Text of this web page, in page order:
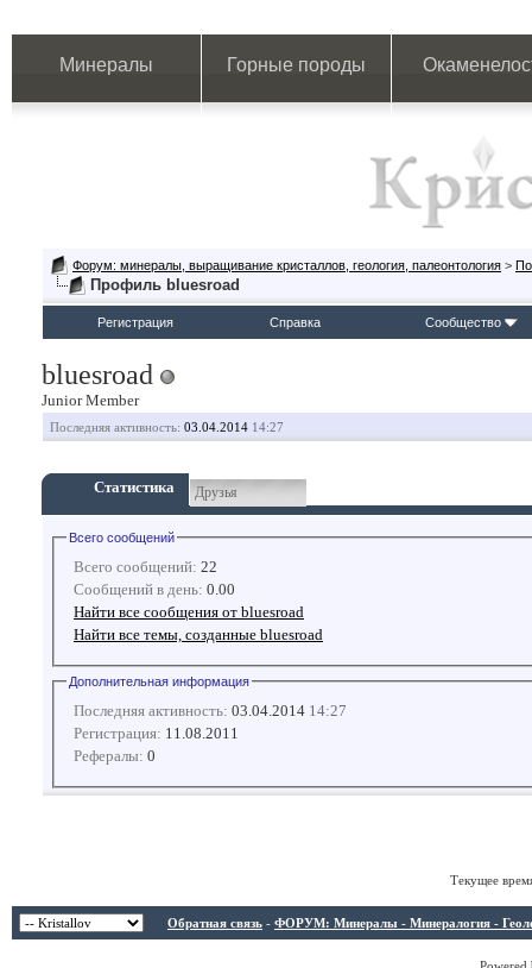
Минералы Горные породы
Форум: минералы, выращивание кристаллов, геология, палеонтология >
Профиль bluesroad
Регистрация Справка Сообщество
bluesroad
Junior Member
Последняя активность: 03.04.2014 14:27
Статистика Друзья
Всего сообщений
Всего сообщений: 22
Сообщений в день: 0.00
Найти все сообщения от bluesroad
Найти все темы, созданные bluesroad
Дополнительная информация
Последняя активность: 03.04.2014 14:27
Регистрация: 11.08.2011
Рефералы: 0
Текущее
Обратная связь - ФОРУМ: Минералы - Минералогия -